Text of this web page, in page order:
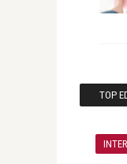
TOP